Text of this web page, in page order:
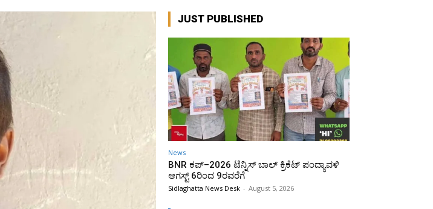
JUST PUBLISHED
News
BNR ಕಪ್–2026 ಟೆನ್ನಿಸ್ ಬಾಲ್ ಕ್ರಿಕೆಟ್ ಪಂದ್ಯಾವಳಿ
ಆಗಸ್ಟ್ 6ರಿಂದ 9ರವರೆಗೆ
Sidlaghatta News Desk - August 5, 2026